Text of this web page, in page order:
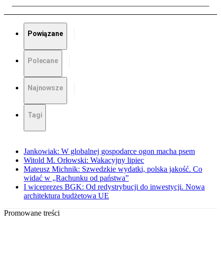
Powiązane
Polecane
Najnowsze
Tagi
Jankowiak: W globalnej gospodarce ogon macha psem
Witold M. Orłowski: Wakacyjny lipiec
Mateusz Michnik: Szwedzkie wydatki, polska jakość. Co
widać w „Rachunku od państwa”
I wiceprezes BGK: Od redystrybucji do inwestycji. Nowa
architektura budżetowa UE
Promowane treści